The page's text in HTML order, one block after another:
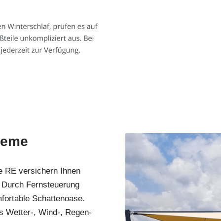
RE versichern Ihnen
Fernsteuerung
Schattenoase.
Wetter-, Wind-, Regen-